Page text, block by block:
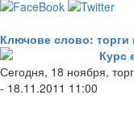
Ключове слово: торги
Курс
Сегодня, 18 ноября,
- 18.11.2011 11:00